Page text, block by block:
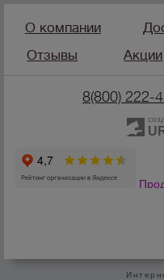
О компании
Отзывы
Акции
8(800) 222-